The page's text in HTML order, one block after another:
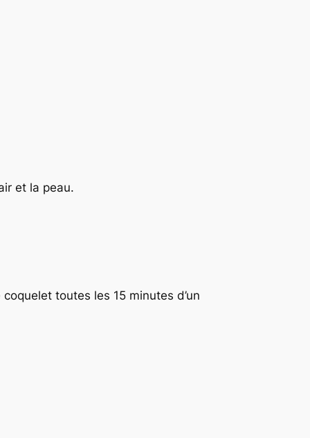
et la peau.
toutes les 15 minutes d’un